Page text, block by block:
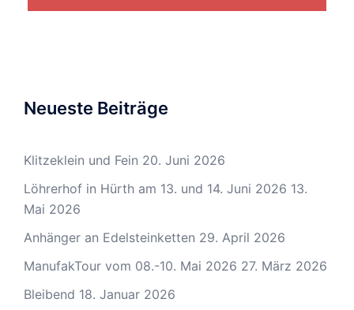
Neueste Beiträge
Klitzeklein und Fein 20. Juni 2026
Löhrerhof in Hürth am 13. und 14. Juni 2026 13.
Mai 2026
Anhänger an Edelsteinketten 29. April 2026
ManufakTour vom 08.-10. Mai 2026 27. März 2026
Bleibend 18. Januar 2026